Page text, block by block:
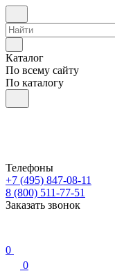
Каталог
По всему сайту
По каталогу
Телефоны
+7 (495) 847-08-11
8 (800) 511-77-51
Заказать звонок
0
0